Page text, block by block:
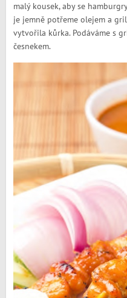
malý kousek, aby se
je jemně potřeme olejem a
vytvořila kůrka. Podáváme s
česnekem.